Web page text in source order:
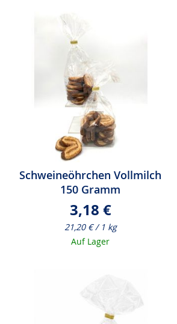
Schweineöhrchen Vollmilch
150 Gramm
3,18 €
21,20 € / 1 kg
Auf Lager